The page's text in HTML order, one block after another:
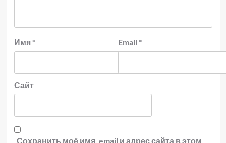
Имя * Email *
Сайт
Сохранить моё имя, email и адрес сайта в этом